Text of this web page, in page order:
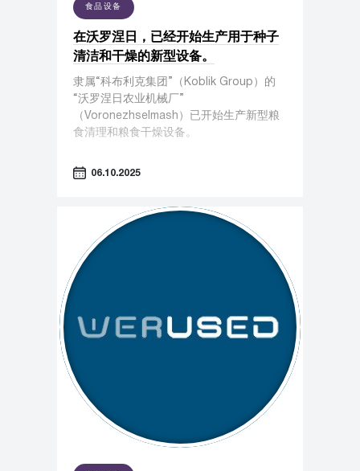
食品设备
在沃罗涅日，已经开始生产用于种子
清洁和干燥的新型设备。
隶属“科布利克集团”（Koblik Group）的
“沃罗涅日农业机械厂”
（Voronezhselmash）已开始生产新型粮
食清理和粮食干燥设备。
06.10.2025